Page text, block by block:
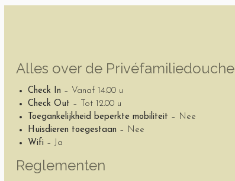
Alles over de Privéfamiliedouche
Check In – Vanaf 14.00 u
Check Out – Tot 12.00 u
Toegankelijkheid beperkte mobiliteit – Nee
Huisdieren toegestaan – Nee
Wifi – Ja
Reglementen